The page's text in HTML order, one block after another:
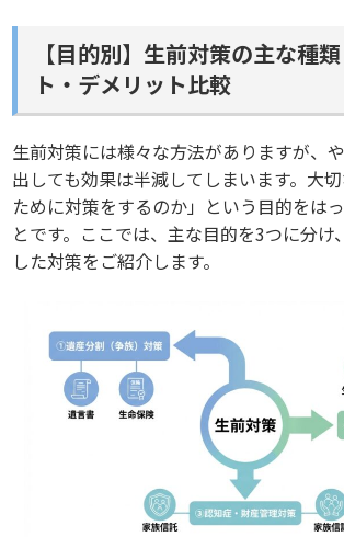
【目的別】生前対策の主な種
ト・デメリット比較
生前対策には様々な方法がありますが、
出しても効果は半減してしまいます。大
ために対策をするのか」という目的をは
とです。ここでは、主な目的を3つに分け
した対策をご紹介します。